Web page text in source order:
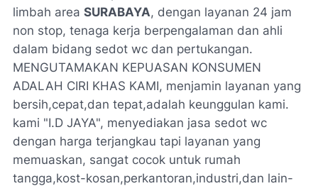
limbah area SURABAYA, dengan layanan 24 jam
non stop, tenaga kerja berpengalaman dan ahli
dalam bidang sedot wc dan pertukangan.
MENGUTAMAKAN KEPUASAN KONSUMEN
ADALAH CIRI KHAS KAMI, menjamin layanan yang
bersih,cepat,dan tepat,adalah keunggulan kami.
kami "I.D JAYA", menyediakan jasa sedot wc
dengan harga terjangkau tapi layanan yang
memuaskan, sangat cocok untuk rumah
tangga,kost-kosan,perkantoran,industri,dan lain-